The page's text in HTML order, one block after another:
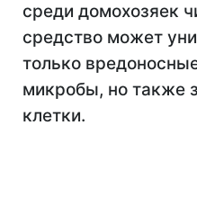
среди домохозяек
средство может
только
микробы, но также
клетки.